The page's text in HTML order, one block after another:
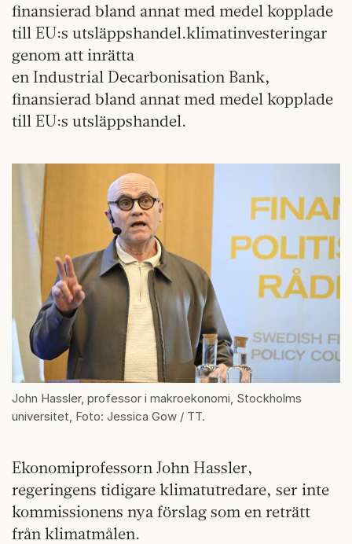
finansierad bland annat med medel kopplade
till EU:s utsläppshandel.klimatinvesteringar
genom att inrätta
en Industrial Decarbonisation Bank,
finansierad bland annat med medel kopplade
till EU:s utsläppshandel.
John Hassler, professor i makroekonomi, Stockholms
universitet, Foto: Jessica Gow / TT.
Ekonomiprofessorn John Hassler,
regeringens tidigare klimatutredare, ser inte
kommissionens nya förslag som en reträtt
från klimatmålen.